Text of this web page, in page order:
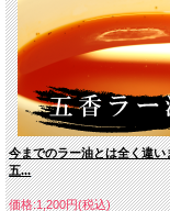
今までのラー油とは全く違い
五...
価格:1,200円(税込)